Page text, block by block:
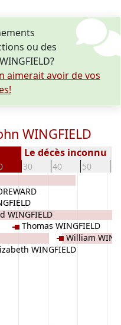
ou des
aimerait avoir de vos
WINGFIELD
30 40 50
Le décès inconnu
WINGFIELD
WINGFIELD
Thomas WINGFIELD
William